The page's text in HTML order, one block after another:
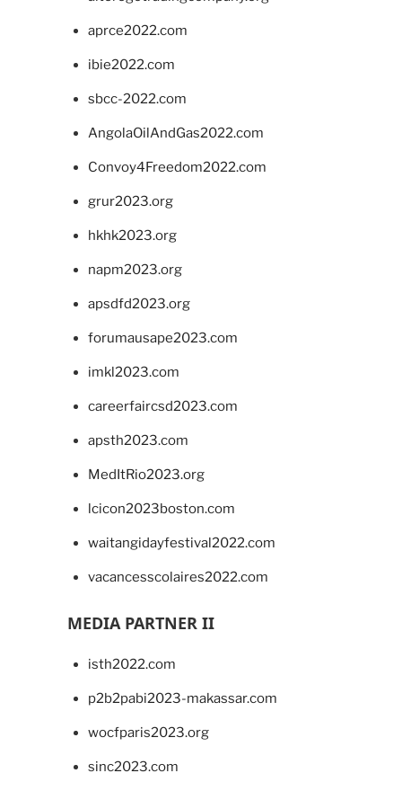
aprce2022.com
ibie2022.com
sbcc-2022.com
AngolaOilAndGas2022.com
Convoy4Freedom2022.com
grur2023.org
hkhk2023.org
napm2023.org
apsdfd2023.org
forumausape2023.com
imkl2023.com
careerfaircsd2023.com
apsth2023.com
MedItRio2023.org
lcicon2023boston.com
waitangidayfestival2022.com
vacancesscolaires2022.com
MEDIA PARTNER II
isth2022.com
p2b2pabi2023-makassar.com
wocfparis2023.org
sinc2023.com